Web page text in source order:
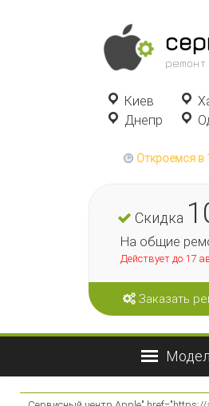
Киев
Днепр
Откроемся в
Скидка
На общие
Действует до 17
Заказать